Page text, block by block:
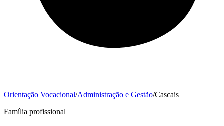
Orientação Vocacional/Administração e Gestão/Cascais
Família profissional